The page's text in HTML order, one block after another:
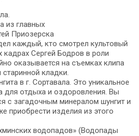
из главных
Приозерска
каждый, кто смотрел культовый
кадрах Сергей Бодров в роли
оказывается на съемках клипа
кладки.
в г. Сортавала. Это уникальное
для отдыха и оздоровления. Вы
с загадочным минералом шунгит и
приобрести изделия из этого
водопадов» (Водопады